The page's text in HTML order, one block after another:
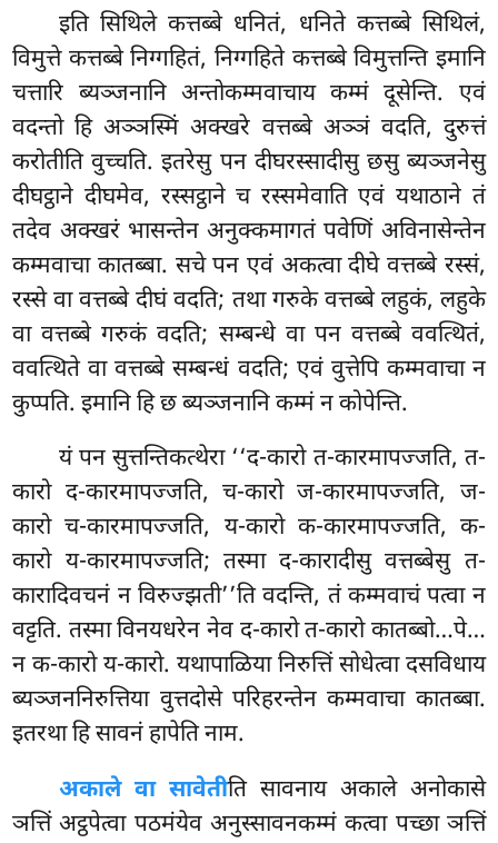
इतिसिथिले कत्तब्बे धनितं, धनिते कत्तब्बे सिथिलं,
विमुत्ते कत्तब्बे निग्गहितं, निग्गहिते कत्तब्बे विमुत्तन्ति इमानि
चत्तारि ब्यञ्जनानि अन्तोकम्मवाचाय कम्मं दूसेन्ति. एवं
वदन्तो हि अञ्ञस्मिं अक्खरे वत्तब्बे अञ्ञं वदति, दुरुत्तं
करोतीति वुच्चति. इतरेसु पन दीघरस्सादीसु छसु ब्यञ्जनेसु
दीघट्ठाने दीघमेव, रस्सट्ठाने च रस्समेवाति एवं यथाठाने तं
तदेव अक्खरं भासन्तेन अनुक्कमागतं पवेणिं अविनासेन्तेन
कम्मवाचा कातब्बा. सचे पन एवं अकत्वा दीघे वत्तब्बे रस्सं,
रस्से वा वत्तब्बे दीघं वदति; तथा गरुके वत्तब्बे लहुकं, लहुके
वा वत्तब्बे गरुकं वदति; सम्बन्धे वा पन वत्तब्बे ववत्थितं,
ववत्थिते वा वत्तब्बे सम्बन्धं वदति; एवं वुत्तेपि कम्मवाचा न
कुप्पति. इमानि हि छ ब्यञ्जनानि कम्मं न कोपेन्ति.
यं पन सुत्तन्तिकत्थेरा ‘‘द-कारो त-कारमापज्जति, त-
कारो द-कारमापज्जति, च-कारो ज-कारमापज्जति, ज-
कारो च-कारमापज्जति, य-कारो क-कारमापज्जति, क-
कारो य-कारमापज्जति; तस्मा द-कारादीसु वत्तब्बेसु त-
कारादिवचनं न विरुज्झती’’ति वदन्ति, तं कम्मवाचं पत्वा न
वट्टति. तस्मा विनयधरेन नेव द-कारो त-कारो कातब्बो…पे…
न क-कारो य-कारो. यथापाळिया निरुत्तिं सोधेत्वा दसविधाय
ब्यञ्जननिरुत्तिया वुत्तदोसे परिहरन्तेन कम्मवाचा कातब्बा.
इतरथा हि सावनं हापेति नाम.
अकाले वा सावेतीति सावनाय अकाले अनोकासे
ञत्तिं अट्ठपेत्वा पठमंयेव अनुस्सावनकम्मं कत्वा पच्छा ञत्तिं